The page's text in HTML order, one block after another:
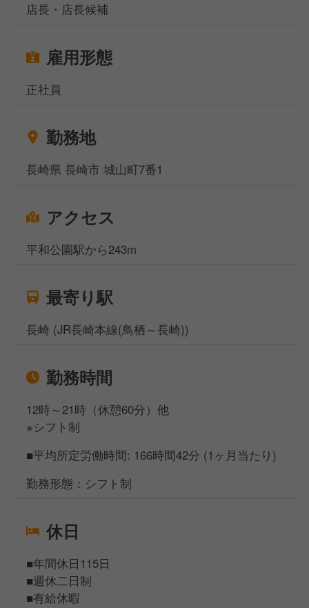
店長・店長候補
雇用形態
正社員
勤務地
長崎県 長崎市 城山町7番1
アクセス
平和公園駅から243m
最寄り駅
長崎 (JR長崎本線(鳥栖～長崎))
勤務時間
12時～21時（休憩60分）他
※シフト制
■平均所定労働時間: 166時間42分 (1ヶ月当たり)
勤務形態：シフト制
休日
■年間休日115日
■週休二日制
■有給休暇